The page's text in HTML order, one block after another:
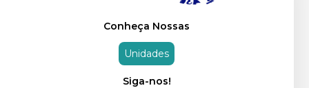
Conheça Nossas
Unidades
Siga-nos!